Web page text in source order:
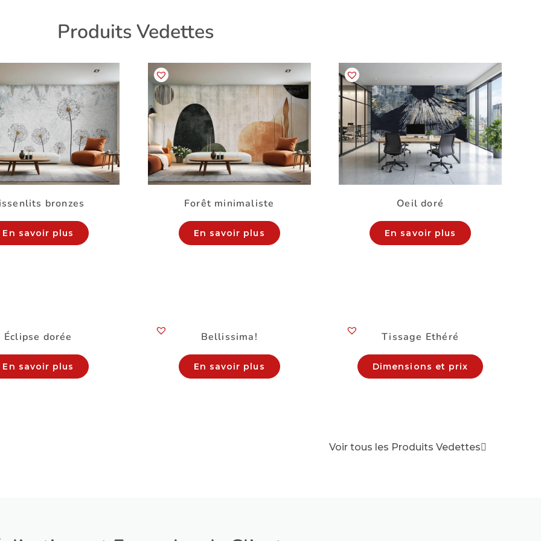
Produits Vedettes
bronzes
En savoir plus
Forêt minimaliste
En savoir plus
Oeil doré
En savoir plus
Éclipse dorée
En savoir plus
Bellissima!
En savoir plus
Tissage Ethéré
Dimensions et prix
Voir tous les Produits Vedettes